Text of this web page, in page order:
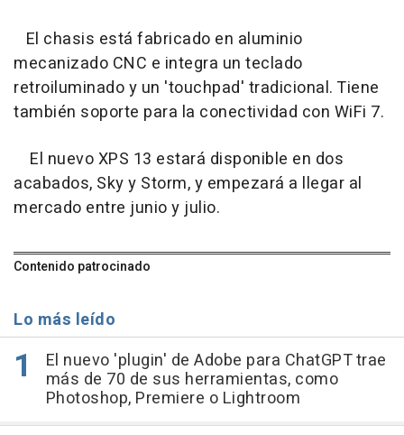
El chasis está fabricado en aluminio
mecanizado CNC e integra un teclado
retroiluminado y un 'touchpad' tradicional. Tiene
también soporte para la conectividad con WiFi 7.
El nuevo XPS 13 estará disponible en dos
acabados, Sky y Storm, y empezará a llegar al
mercado entre junio y julio.
Contenido patrocinado
Lo más leído
El nuevo 'plugin' de Adobe para ChatGPT trae
más de 70 de sus herramientas, como
Photoshop, Premiere o Lightroom